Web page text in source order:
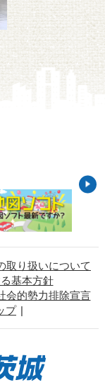
取り扱いについて
基本方針
会的勢力排除宣言
プ